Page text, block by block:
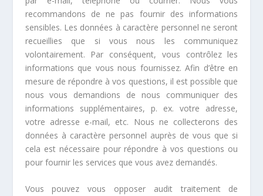
recommandons de ne pas fournir des informations
sensibles. Les données à caractère personnel ne seront
recueillies que si vous nous les communiquez
volontairement. Par conséquent, vous contrôlez les
informations que vous nous fournissez. Afin d’être en
mesure de répondre à vos questions, il est possible que
nous vous demandions de nous communiquer des
informations supplémentaires, p. ex. votre adresse,
votre adresse e-mail, etc. Nous ne collecterons des
données à caractère personnel auprès de vous que si
cela est nécessaire pour répondre à vos questions ou
pour fournir les services que vous avez demandés.
Vous pouvez vous opposer audit traitement de